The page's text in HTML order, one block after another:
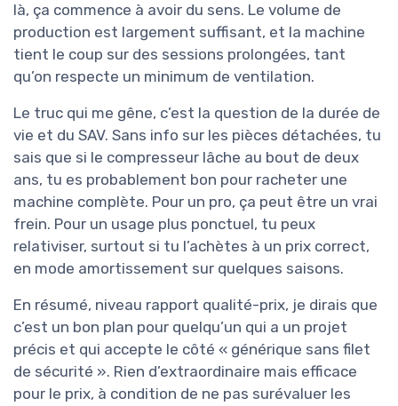
là, ça commence à avoir du sens. Le volume de
production est largement suffisant, et la machine
tient le coup sur des sessions prolongées, tant
qu’on respecte un minimum de ventilation.
Le truc qui me gêne, c’est la question de la durée de
vie et du SAV. Sans info sur les pièces détachées, tu
sais que si le compresseur lâche au bout de deux
ans, tu es probablement bon pour racheter une
machine complète. Pour un pro, ça peut être un vrai
frein. Pour un usage plus ponctuel, tu peux
relativiser, surtout si tu l’achètes à un prix correct,
en mode amortissement sur quelques saisons.
En résumé, niveau rapport qualité-prix, je dirais que
c’est un bon plan pour quelqu’un qui a un projet
précis et qui accepte le côté « générique sans filet
de sécurité ». Rien d’extraordinaire mais efficace
pour le prix, à condition de ne pas surévaluer les